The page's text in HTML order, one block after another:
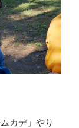
カデ」やり